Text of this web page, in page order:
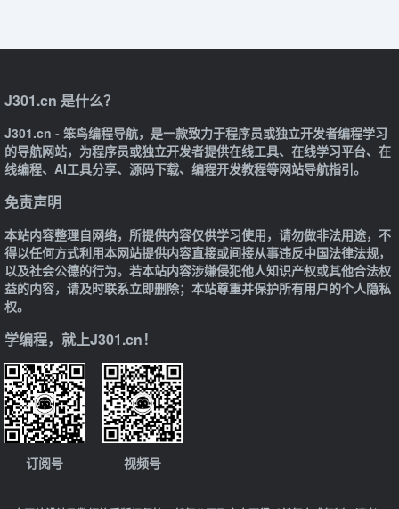
J301.cn 是什么？
J301.cn - 笨鸟编程导航，是一款致力于程序员或独立开发者编程学习
的导航网站，为程序员或独立开发者提供在线工具、在线学习平台、在
线编程、AI工具分享、源码下载、编程开发教程等网站导航指引。
免责声明
本站内容整理自网络，所提供内容仅供学习使用，请勿做非法用途，不
得以任何方式利用本网站提供内容直接或间接从事违反中国法律法规，
以及社会公德的行为。若本站内容涉嫌侵犯他人知识产权或其他合法权
益的内容，请及时联系立即删除；本站尊重并保护所有用户的个人隐私
权。
学编程，就上J301.cn！
订阅号 视频号